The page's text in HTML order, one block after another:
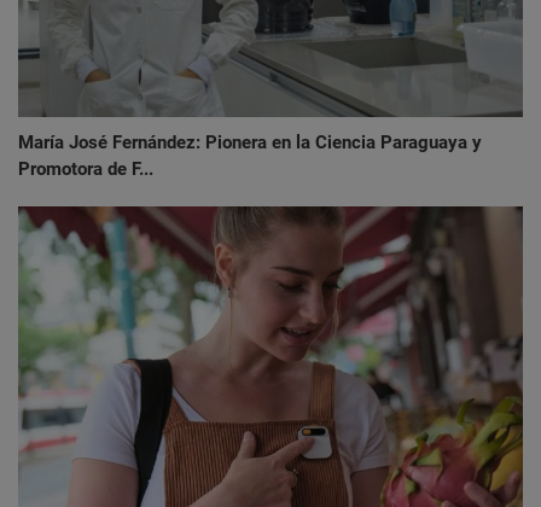
María José Fernández: Pionera en la Ciencia Paraguaya y
Promotora de F...